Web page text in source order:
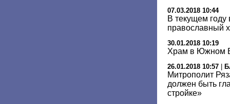
07.03.2018 10:44
В текущем
православный
30.01.2018 10:19
Храм в Южном
26.01.2018 10:57
Митрополит
должен быть
стройке»